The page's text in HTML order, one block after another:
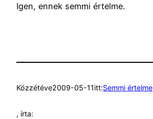
Igen, ennek semmi értelme.
Közzétéve2009-05-11itt:Semmi értelme
, írta: